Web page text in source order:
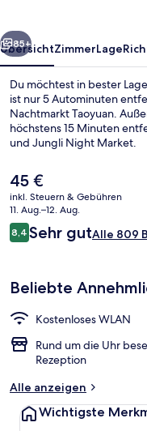
Weiter
85+
ÜbersichtZimmerLage
Du möchtest in bester
ist nur 5 Autominuten
Nachtmarkt Taoyuan.
höchstens 15 Minuten
und Jungli Night Market.
Der
aktuelle
Preis
beträgt
45 €.
45 €
inkl. Steuern & Gebühren
11. Aug.–12. Aug.
Bewertungen
8,48,4 von 10.
Sehr gutAlle 809
Beliebte
Kostenloses WLAN
Rund um die Uhr
Rezeption
Alle anzeigen
Wichtigste